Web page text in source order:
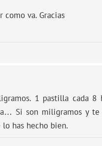
como va. Gracias
1 pastilla cada 8
Si son miligramos y
lo has hecho bien.